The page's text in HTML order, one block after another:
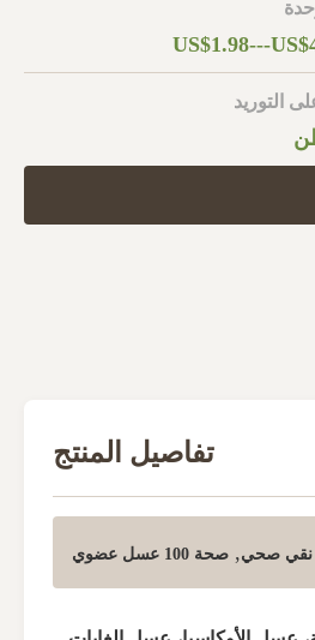
US$1.98---
التوريد
تفاصيل المنتج
صحي, صحة 100 عسل عضوي